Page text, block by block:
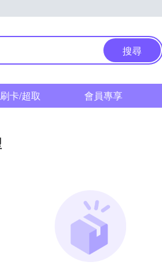
搜尋
刷卡/超取 會員專享